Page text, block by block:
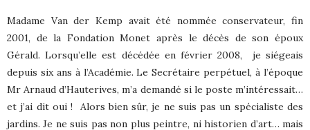
Madame Van der Kemp avait été nommée conservateur, fin
2001, de la Fondation Monet après le décès de son époux
Gérald. Lorsqu’elle est décédée en février 2008,
je siégeais
depuis six ans à l’Académie. Le Secrétaire perpétuel, à l’époque
Mr Arnaud d’Hauterives, m’a demandé si le poste m’intéressait…
et j’ai dit oui !
Alors bien sûr, je ne suis pas un spécialiste des
jardins. Je ne suis pas non plus peintre, ni historien d’art… mais